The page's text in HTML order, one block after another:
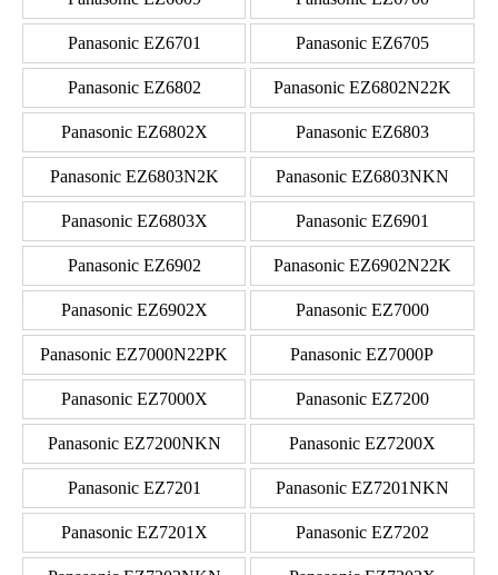
Panasonic EZ6701 Panasonic EZ6705
Panasonic EZ6802 Panasonic EZ6802N22K
Panasonic EZ6802X Panasonic EZ6803
Panasonic EZ6803N2K Panasonic EZ6803NKN
Panasonic EZ6803X Panasonic EZ6901
Panasonic EZ6902 Panasonic EZ6902N22K
Panasonic EZ6902X Panasonic EZ7000
Panasonic EZ7000N22PK Panasonic EZ7000P
Panasonic EZ7000X Panasonic EZ7200
Panasonic EZ7200NKN Panasonic EZ7200X
Panasonic EZ7201 Panasonic EZ7201NKN
Panasonic EZ7201X Panasonic EZ7202